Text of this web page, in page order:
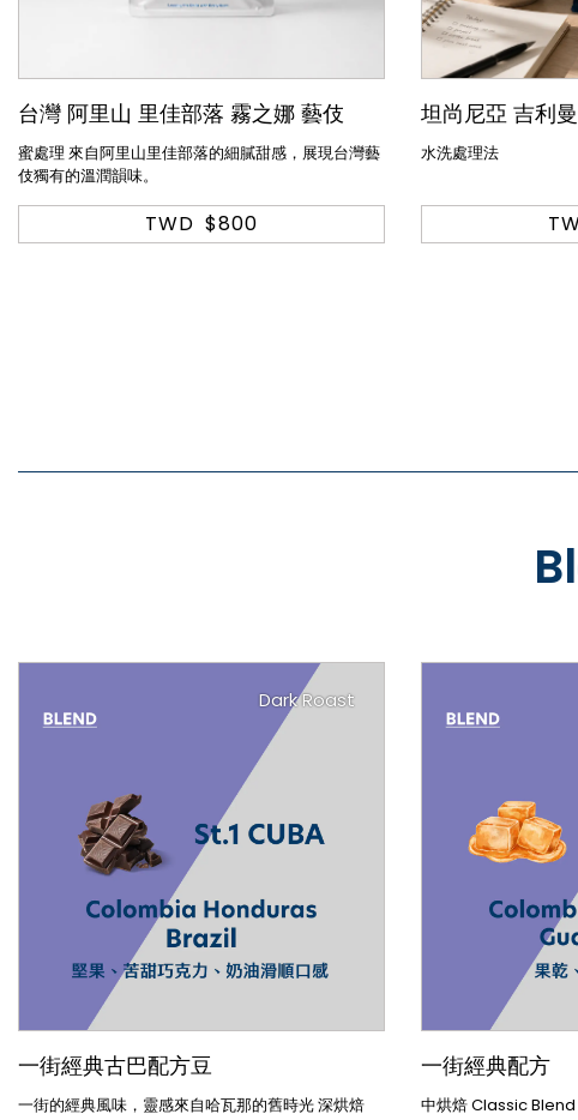
台灣 阿里山 里佳部落 霧之娜 藝伎
蜜處理 來自阿里山里佳部落的細膩甜感，展現台灣藝
伎獨有的溫潤韻味。
TWD $800
坦尚尼亞 吉利
水洗處理法
Dark Roast
一街經典古巴配方豆
一街的經典風味，靈感來自哈瓦那的舊時光 深烘焙
一街經典配方
中烘焙 Classic Blend